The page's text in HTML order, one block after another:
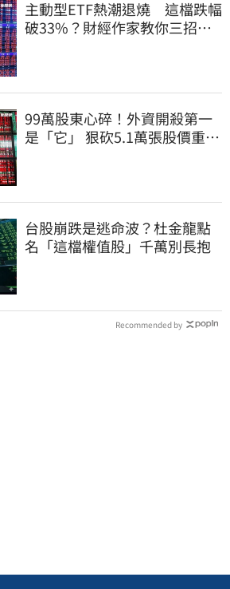
主動型ETF熱潮退燒 這檔跌幅
破33%？財經作家教你三招避
99萬股東心碎！外資開殺第一
是「它」 狠砍5.1萬張股價重挫
台股崩跌是逃命波？杜金龍點
名「這檔權值股」千萬別長抱
Recommended by